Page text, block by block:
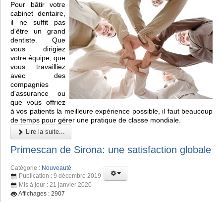
Pour bâtir votre
cabinet dentaire,
il ne suffit pas
d'être un grand
dentiste. Que
vous dirigiez
votre équipe, que
vous travailliez
avec des
compagnies
d'assurance ou
que vous offriez
à vos patients la meilleure expérience possible, il faut beaucoup
de temps pour gérer une pratique de classe mondiale.
Lire la suite...
Primescan de Sirona: une satisfaction globale
Catégorie : Nouveauté
Publication : 9 décembre 2019
Mis à jour : 21 janvier 2020
Affichages : 2907